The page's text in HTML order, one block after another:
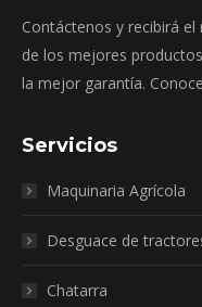
Contáctenos y recibirá
de los mejores
la mejor garantía.
Servicios
Maquinaria Agrícola
Desguace de
Chatarra